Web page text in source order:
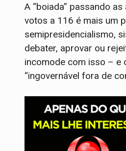
A “boiada” passando
votos a 116 é mais um
semipresidencialismo,
debater, aprovar ou
incomode com isso – e
“ingovernável fora de